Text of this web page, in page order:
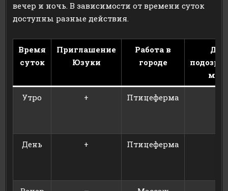
вечер и ночь. В зависимости от времени суток
доступны разные действия.
Время
суток
Приглашение
Юзуки
Работа в
городе
Утро + Птицеферма
День + Птицеферма